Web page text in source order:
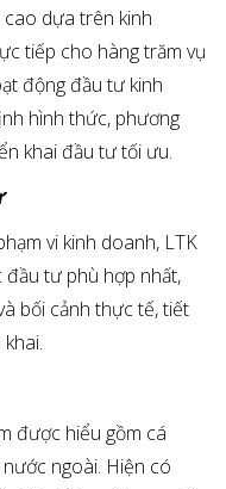
dựa trên kinh
tiếp cho hàng trăm vụ
động đầu tư kinh
hình thức, phương
khai đầu tư tối ưu.
vi kinh doanh, LTK
tư phù hợp nhất,
bối cảnh thực tế, tiết
được hiểu gồm cá
ngoài. Hiện có